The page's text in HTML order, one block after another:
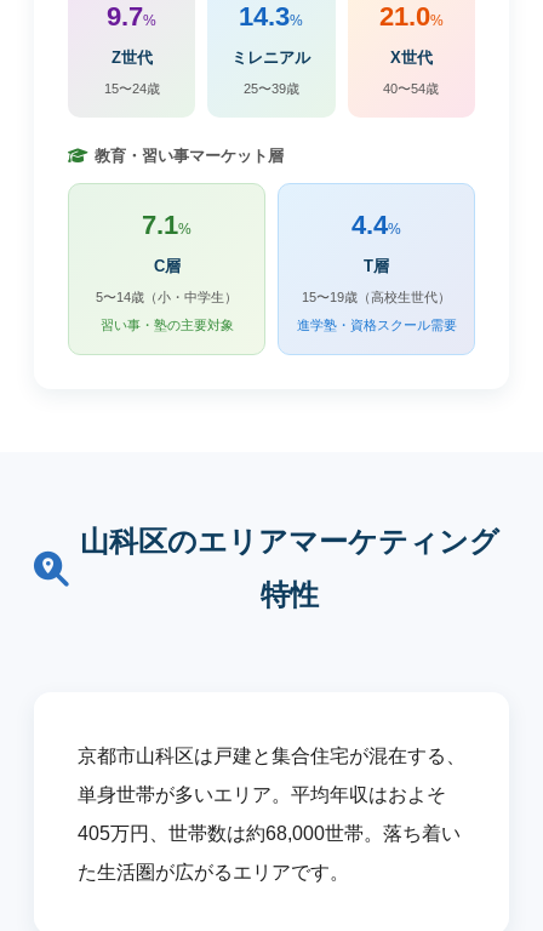
9.7%
Z世代
15〜24歳
14.3%
ミレニアル
25〜39歳
21.0%
X世代
40〜54歳
教育・習い事マーケット層
7.1%
C層
5〜14歳（小・中学生）
習い事・塾の主要対象
4.4%
T層
15〜19歳（高校生世代）
進学塾・資格スクール需要
山科区のエリアマーケティング
特性
京都市山科区は戸建と集合住宅が混在する、
単身世帯が多いエリア。平均年収はおよそ
405万円、世帯数は約68,000世帯。落ち着い
た生活圏が広がるエリアです。